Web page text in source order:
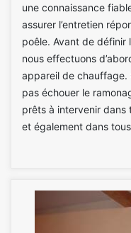
une connaissance
assurer l’entretien
poêle. Avant de définir
nous effectuons
appareil de chauffage.
pas échouer le
prêts à intervenir
et également dans